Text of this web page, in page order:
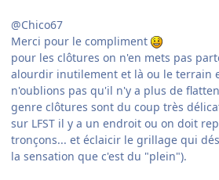
@Chico67
Merci pour le compliment
pour les clôtures on n'en mets pas
alourdir inutilement et là ou le terrain
n'oublions pas qu'il n'y a plus de
genre clôtures sont du coup très
sur LFST il y a un endroit ou on doit
tronçons... et éclaicir le grillage qui
la sensation que c'est du "plein").